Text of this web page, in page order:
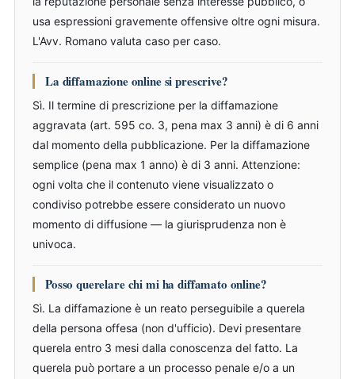
usa espressioni gravemente offensive oltre ogni misura.
L'Avv. Romano valuta caso per caso.
La diffamazione online si prescrive?
Sì. Il termine di prescrizione per la diffamazione
aggravata (art. 595 co. 3, pena max 3 anni) è di 6 anni
dal momento della pubblicazione. Per la diffamazione
semplice (pena max 1 anno) è di 3 anni. Attenzione:
ogni volta che il contenuto viene visualizzato o
condiviso potrebbe essere considerato un nuovo
momento di diffusione — la giurisprudenza non è
univoca.
Posso querelare chi mi ha diffamato online?
Sì. La diffamazione è un reato perseguibile a querela
della persona offesa (non d'ufficio). Devi presentare
querela entro 3 mesi dalla conoscenza del fatto. La
querela può portare a un processo penale e/o a un